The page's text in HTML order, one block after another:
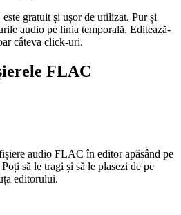
gratuit și ușor de utilizat. Pur și
audio pe linia temporală. Editează-
câteva click-uri.
FLAC
audio FLAC în editor apăsând pe
să le tragi și să le plasezi de pe
editorului.